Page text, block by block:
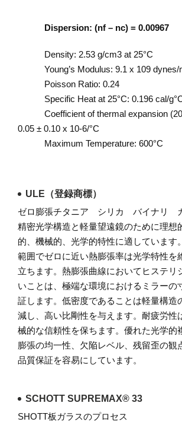
Dispersion: (nf – nc) = 0.00967
Density: 2.53 g/cm3 at 25°C
Young’s Modulus: 9.1 x 109 dynes/
Poisson Ratio: 0.24
Specific Heat at 25°C: 0.196 cal/
Coefficient of thermal expansion
0.05 ± 0.10 x 10-6/°C
Maximum Temperature: 600°C
ULE（登録商標）
ゼロ膨張チタニア シリカ バイナリ
精密光学構造と軽量望遠鏡のために理想
的、機械的、光学的特性に適しています
範囲でゼロに近い熱膨張率は光学特性を
立ちます。熱膨張曲線においてヒステリ
いことは、極端な環境におけるミラーの
証します。低密度であることは軽量構造
減し、高い比剛性を与えます。耐疲労性
械的な信頼性を保ちます。優れた光学的
膨張の均一性、欠陥レベル、残留歪の観
品質保証を容易にしています。
SCHOTT SUPREMAX® 33
SHOTT板ガラスのプロセス